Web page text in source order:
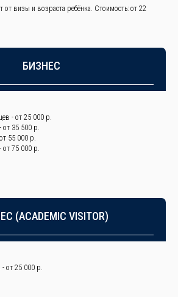
от визы и возраста ребёнка. Стоимость: от 22
БИЗНЕС
- от 25 000 р.
от 35 500 р.
55 000 р.
от 75 000 р.
(ACADEMIC VISITOR)
от 25 000 р.